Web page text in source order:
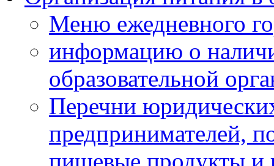
Меню ежедневного
информацию о
образовательной
Перечни
предпринимателей,